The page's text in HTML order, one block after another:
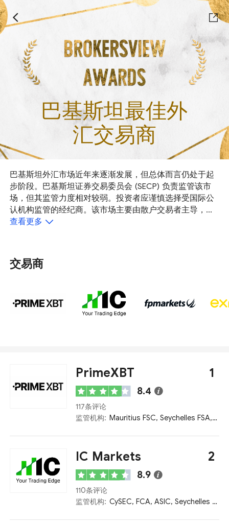
巴基斯坦最佳外
汇交易商
巴基斯坦外汇市场近年来逐渐发展，但总体而言仍处于起
步阶段。巴基斯坦证券交易委员会 (SECP) 负责监管该市
场，但其监管力度相对较弱。投资者应谨慎选择受国际公
认机构监管的经纪商。该市场主要由散户交易者主导，主
要交易货币对和黄金，杠杆率较高。尽管市场潜力巨大，
因素，评选出了巴基斯坦排名前十的外汇经纪商。
查看更多
交易商
PrimeXBT 1
8.4
117条评论
监管机构:
Mauritius FSC, Seychelles FSA, FSCA
IC Markets 2
8.9
110条评论
监管机构:
CySEC, FCA, ASIC, Seychelles FSA, Bahamas SCB